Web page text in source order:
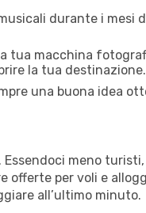
durante i mesi
tua macchina
la tua destinazione.
una buona idea
meno
per voli e
all’ultimo minuto.